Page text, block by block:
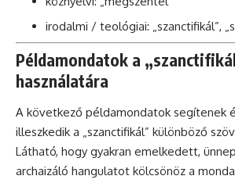
irodalmi / teológiai: „szanctifikál”,
Példamondatok a
használatára
A következő példamondatok segítenek
illeszkedik a „szanctifikál” különböző
Látható, hogy gyakran emelkedett,
archaizáló hangulatot kölcsönöz a